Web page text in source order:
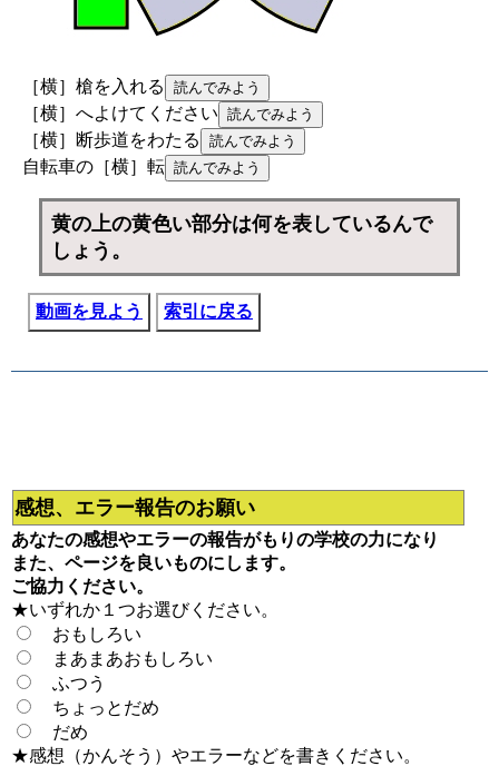
［横］槍を入れる
［横］へよけてください
［横］断歩道をわたる
自転車の［横］転
黄の上の黄色い部分は何を表しているんで
しょう。
動画を見よう 索引に戻る
感想、エラー報告のお願い
あなたの感想やエラーの報告がもりの学校の力になり
また、ページを良いものにします。
ご協力ください。
★いずれか１つお選びください。
おもしろい
まあまあおもしろい
ふつう
ちょっとだめ
だめ
★感想（かんそう）やエラーなどを書きください。